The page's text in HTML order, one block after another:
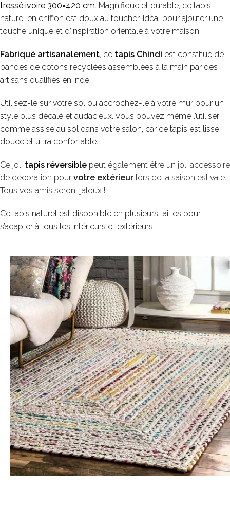
tressé ivoire 300×420 cm. Magnifique et durable, ce tapis
naturel en chiffon est doux au toucher. Idéal pour ajouter une
touche unique et d’inspiration orientale à votre maison.
Fabriqué artisanalement, ce tapis Chindi est constitué de
bandes de cotons recyclées assemblées à la main par des
artisans qualifiés en Inde.
Utilisez-le sur votre sol ou accrochez-le à votre mur pour un
style plus décalé et audacieux. Vous pouvez même l’utiliser
comme assise au sol dans votre salon, car ce tapis est lisse,
douce et ultra confortable.
Ce joli tapis réversible peut également être un joli accessoire
de décoration pour votre extérieur lors de la saison estivale.
Tous vos amis seront jaloux !
Ce tapis naturel est disponible en plusieurs tailles pour
s’adapter à tous les intérieurs et extérieurs.